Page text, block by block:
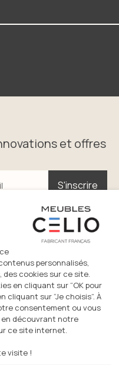
lundi au vendredi
12h et 14h-17h30
et offres
S'inscrire
S'inscrire
la politique de